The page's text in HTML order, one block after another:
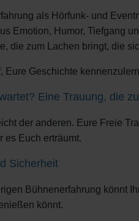
als Hörfunk- und
Emotion, Humor, Tiefgang
die zum Lachen bringt, die
Eure Geschichte
Eine Trauung, die
der anderen. Eure Freie
es Euch erträumt.
Sicherheit
Bühnenerfahrung könnt
könnt.